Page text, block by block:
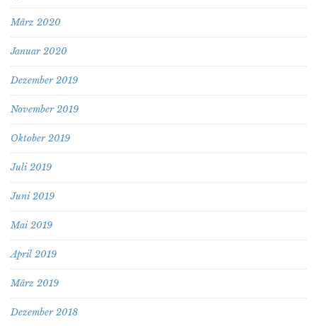
März 2020
Januar 2020
Dezember 2019
November 2019
Oktober 2019
Juli 2019
Juni 2019
Mai 2019
April 2019
März 2019
Dezember 2018